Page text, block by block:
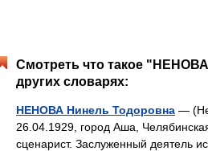
Смотреть что такое
других словарях:
НЕНОВА Нинель Тодоровна —
26.04.1929, город Аша,
сценарист. Заслуженный деятель